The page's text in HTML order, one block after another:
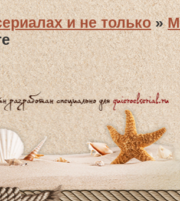
и не только »